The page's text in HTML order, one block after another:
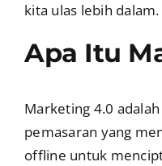
kita ulas lebih dalam.
Apa Itu
Marketing 4.0
pemasaran yang
offline untuk